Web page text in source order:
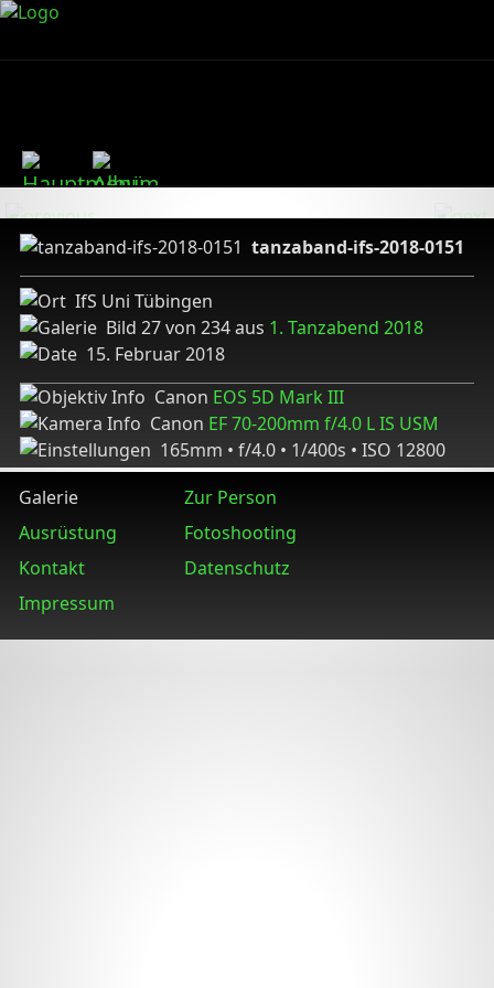
tanzaband-ifs-2018-0151
IfS Uni Tübingen
Bild 27 von 234 aus 1. Tanzabend 2018
15. Februar 2018
Canon EOS 5D Mark III
Canon EF 70-200mm f/4.0 L IS USM
165mm • f/4.0 • 1/400s • ISO 12800
Galerie
Zur Person
Ausrüstung
Fotoshooting
Kontakt
Datenschutz
Impressum